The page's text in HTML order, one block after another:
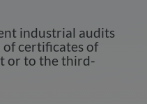
industrial audits
certificates of
or to the third-